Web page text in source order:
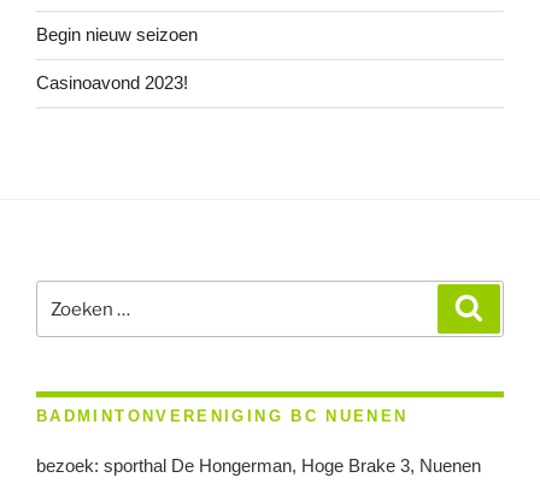
Begin nieuw seizoen
Casinoavond 2023!
naar:
BADMINTONVERENIGING BC NUENEN
bezoek: sporthal De Hongerman, Hoge Brake 3, Nuenen